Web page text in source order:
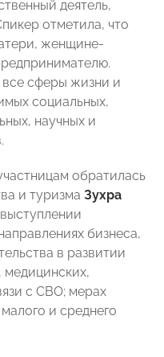
деятель,
отметила, что
женщине-
все сферы жизни и
социальных,
научных и
обратилась
и туризма Зухра
бизнеса,
в развитии
медицинских,
с СВО; мерах
и среднего